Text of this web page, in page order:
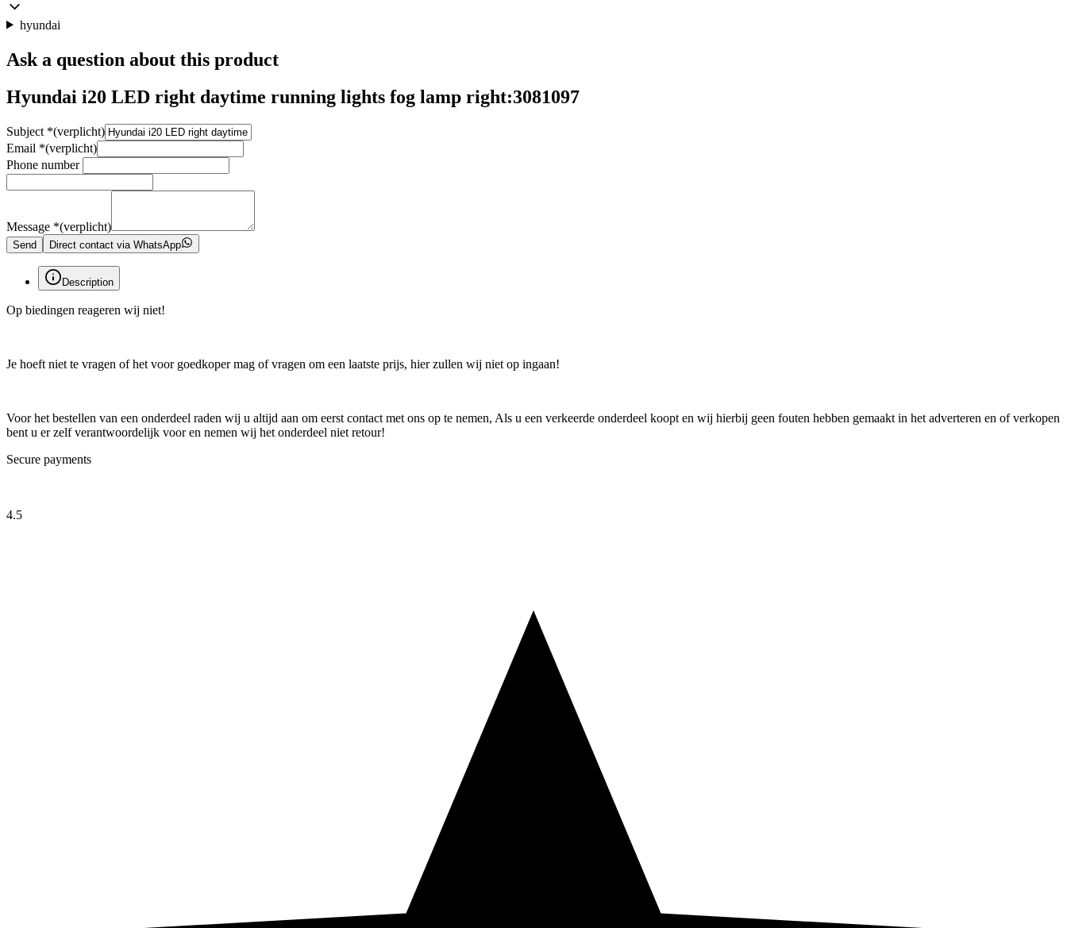
hyundai
Ask a question about this product
Hyundai i20 LED right daytime running lights fog lamp right:3081097
Subject *(verplicht)
Email *(verplicht)
Phone number
Message *(verplicht)
Send Direct contact via WhatsApp
Description
Op biedingen reageren wij niet!
Je hoeft niet te vragen of het voor goedkoper mag of vragen om een laatste prijs, hier zullen wij niet op ingaan!
Voor het bestellen van een onderdeel raden wij u altijd aan om eerst contact met ons op te nemen, Als u een verkeerde onderdeel koopt en wij hierbij geen fouten hebben gemaakt in het adverteren en of verkopen
bent u er zelf verantwoordelijk voor en nemen wij het onderdeel niet retour!
Secure payments
4.5